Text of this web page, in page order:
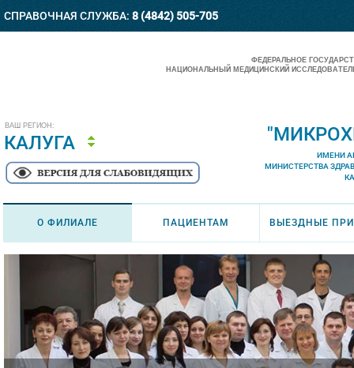
СПРАВОЧНАЯ СЛУЖБА: 8 (4842) 505-705
ВАШ РЕГИОН:
КАЛУГА
ФЕДЕРАЛЬНОЕ
НАЦИОНАЛЬНЫЙ МЕДИЦИНСКИЙ
ИМЕНИ
МИНИСТЕРСТВА
О ФИЛИАЛЕ ПАЦИЕНТАМ ВЫЕЗДНЫЕ